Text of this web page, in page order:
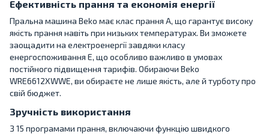
Ефективність прання та економія енергії
Пральна машина Beko має клас прання A, що гарантує високу
якість прання навіть при низьких температурах. Ви зможете
заощадити на електроенергії завдяки класу
енергоспоживання E, що особливо важливо в умовах
постійного підвищення тарифів. Обираючи Beko
WRE6612XWWE, ви обираєте не лише якість, але й турботу про
свій бюджет.
Зручність використання
З 15 програмами прання, включаючи функцію швидкого